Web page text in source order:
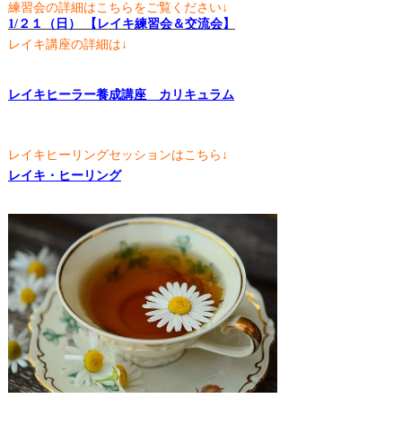
練習会の詳細はこちらをご覧ください↓
1/２１（日） 【レイキ練習会＆交流会】
レイキ講座の詳細は↓
レイキヒーラー養成講座 カリキュラム
レイキヒーリングセッションはこちら↓
レイキ・ヒーリング